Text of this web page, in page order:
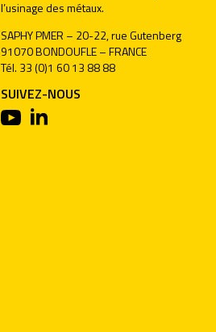
l’usinage des métaux.
SAPHY PMER – 20-22, rue Gutenberg
91070 BONDOUFLE – FRANCE
Tél. 33 (0)1 60 13 88 88
SUIVEZ-NOUS